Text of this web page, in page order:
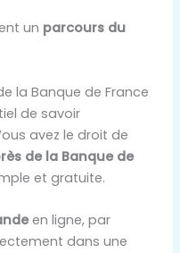
un parcours du
la Banque de France
de savoir
avez le droit de
de la Banque de
et gratuite.
en ligne, par
dans une